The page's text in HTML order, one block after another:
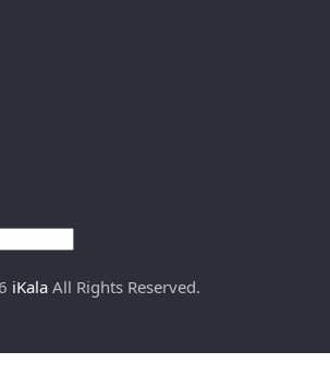
iKala All Rights Reserved.